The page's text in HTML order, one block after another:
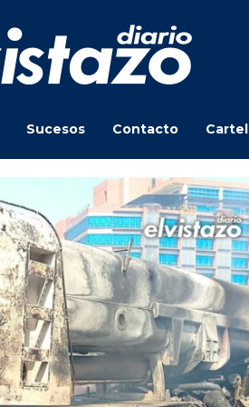
Sucesos Contacto